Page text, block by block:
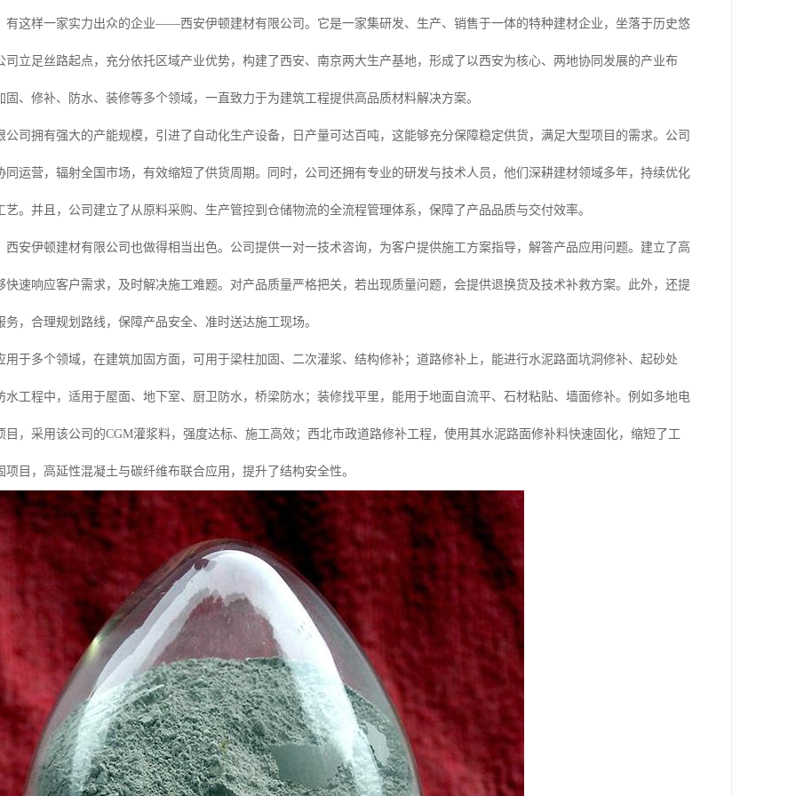
有这样一家实力出众的企业——西安伊顿建材有限公司。它是一家集研发、生产、销售于一体的特种建材企业，坐落于历史悠
司立足丝路起点，充分依托区域产业优势，构建了西安、南京两大生产基地，形成了以西安为核心、两地协同发展的产业布
固、修补、防水、装修等多个领域，一直致力于为建筑工程提供高品质材料解决方案。
公司拥有强大的产能规模，引进了自动化生产设备，日产量可达百吨，这能够充分保障稳定供货，满足大型项目的需求。公司
同运营，辐射全国市场，有效缩短了供货周期。同时，公司还拥有专业的研发与技术人员，他们深耕建材领域多年，持续优化
艺。并且，公司建立了从原料采购、生产管控到仓储物流的全流程管理体系，保障了产品品质与交付效率。
西安伊顿建材有限公司也做得相当出色。公司提供一对一技术咨询，为客户提供施工方案指导，解答产品应用问题。建立了高
快速响应客户需求，及时解决施工难题。对产品质量严格把关，若出现质量问题，会提供退换货及技术补救方案。此外，还提
务，合理规划路线，保障产品安全、准时送达施工现场。
用于多个领域，在建筑加固方面，可用于梁柱加固、二次灌浆、结构修补；道路修补上，能进行水泥路面坑洞修补、起砂处
水工程中，适用于屋面、地下室、厨卫防水，桥梁防水；装修找平里，能用于地面自流平、石材粘贴、墙面修补。例如多地电
目，采用该公司的CGM灌浆料，强度达标、施工高效；西北市政道路修补工程，使用其水泥路面修补料快速固化，缩短了工
项目，高延性混凝土与碳纤维布联合应用，提升了结构安全性。